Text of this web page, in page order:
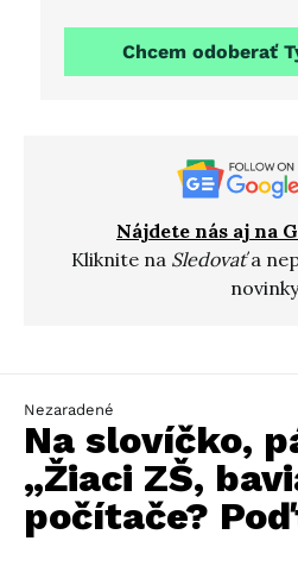
Chcem odoberať
Nájdete nás aj na
Kliknite na Sledovaťa
Nezaradené
Na slovíčko,
„Žiaci ZŠ,
počítače?